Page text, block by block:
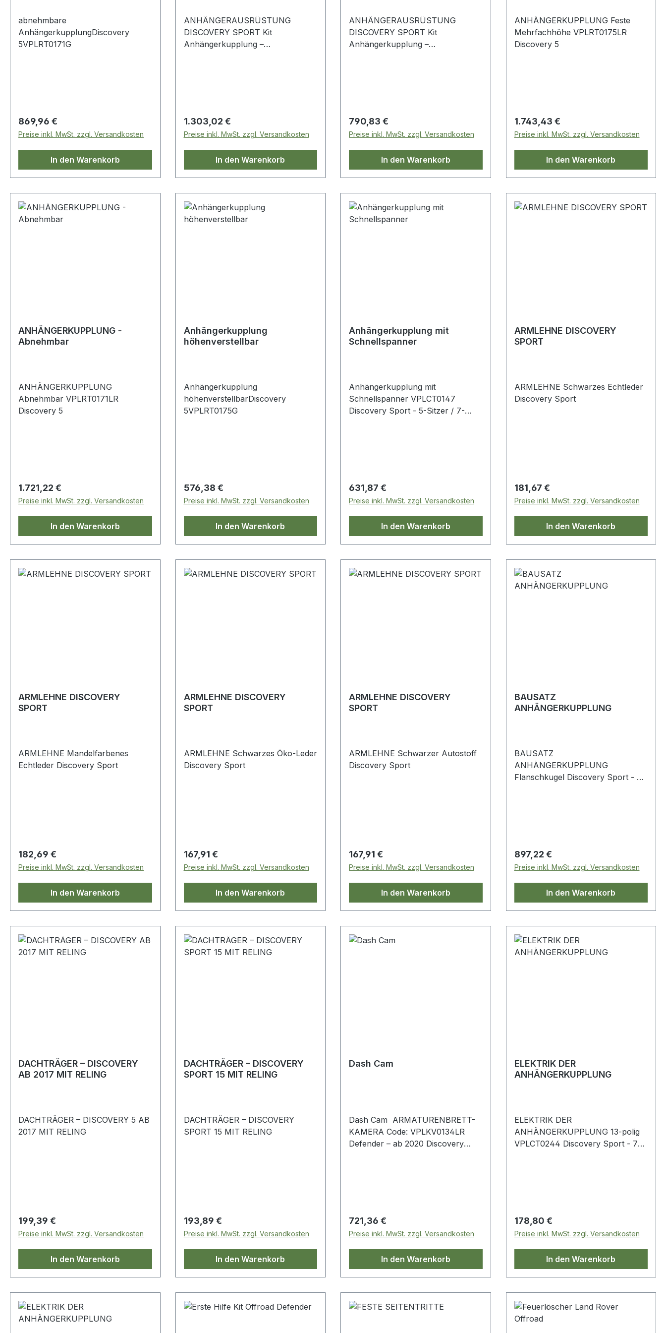
abnehmbare
AnhängerkupplungDiscovery
5VPLRT0171G
Regulärer Preis:
869,96 €
Preise inkl. MwSt. zzgl. Versandkosten
In den Warenkorb
ANHÄNGERAUSRÜSTUNG
DISCOVERY SPORT Kit
Anhängerkupplung –
Regulärer Preis:
1.303,02 €
Preise inkl. MwSt. zzgl. Versandkosten
In den Warenkorb
ANHÄNGERAUSRÜSTUNG
DISCOVERY SPORT Kit
Anhängerkupplung –
Regulärer Preis:
790,83 €
Preise inkl. MwSt. zzgl. Versandkosten
In den Warenkorb
ANHÄNGERKUPPLUNG Feste
Mehrfachhöhe VPLRT0175LR
Regulärer Preis:
1.743,43 €
Preise inkl. MwSt. zzgl. Versandkosten
In den Warenkorb
ANHÄNGERKUPPLUNG -
Abnehmbar
ANHÄNGERKUPPLUNG
Abnehmbar VPLRT0171LR
Regulärer Preis:
1.721,22 €
Preise inkl. MwSt. zzgl. Versandkosten
In den Warenkorb
Anhängerkupplung
höhenverstellbar
Anhängerkupplung
höhenverstellbarDiscovery
5VPLRT0175G
Regulärer Preis:
576,38 €
Preise inkl. MwSt. zzgl. Versandkosten
In den Warenkorb
Anhängerkupplung mit
Schnellspanner
Anhängerkupplung mit
Schnellspanner VPLCT0147
Discovery Sport - 5-Sitzer / 7-
Regulärer Preis:
631,87 €
Preise inkl. MwSt. zzgl. Versandkosten
In den Warenkorb
ARMLEHNE DISCOVERY
SPORT
ARMLEHNE Schwarzes Echtleder
Discovery Sport
Regulärer Preis:
181,67 €
Preise inkl. MwSt. zzgl. Versandkosten
In den Warenkorb
ARMLEHNE DISCOVERY
SPORT
ARMLEHNE Mandelfarbenes
Echtleder Discovery Sport
Regulärer Preis:
182,69 €
Preise inkl. MwSt. zzgl. Versandkosten
In den Warenkorb
ARMLEHNE DISCOVERY
SPORT
ARMLEHNE Schwarzes Öko-Leder
Discovery Sport
Regulärer Preis:
167,91 €
Preise inkl. MwSt. zzgl. Versandkosten
In den Warenkorb
ARMLEHNE DISCOVERY
SPORT
ARMLEHNE Schwarzer Autostoff
Discovery Sport
Regulärer Preis:
167,91 €
Preise inkl. MwSt. zzgl. Versandkosten
In den Warenkorb
BAUSATZ
ANHÄNGERKUPPLUNG
BAUSATZ
ANHÄNGERKUPPLUNG
Flanschkugel Discovery Sport - 5-
Regulärer Preis:
897,22 €
Preise inkl. MwSt. zzgl. Versandkosten
In den Warenkorb
DACHTRÄGER – DISCOVERY
AB 2017 MIT RELING
DACHTRÄGER – DISCOVERY 5 AB
2017 MIT RELING
Regulärer Preis:
199,39 €
Preise inkl. MwSt. zzgl. Versandkosten
In den Warenkorb
DACHTRÄGER – DISCOVERY
SPORT 15 MIT RELING
DACHTRÄGER – DISCOVERY
SPORT 15 MIT RELING
Regulärer Preis:
193,89 €
Preise inkl. MwSt. zzgl. Versandkosten
In den Warenkorb
Dash Cam
Dash Cam ARMATURENBRETT-
KAMERA Code: VPLKV0134LR
Defender – ab 2020 Discovery
Rover Sport – ab 2014
Regulärer Preis:
721,36 €
Preise inkl. MwSt. zzgl. Versandkosten
In den Warenkorb
ELEKTRIK DER
ANHÄNGERKUPPLUNG
ELEKTRIK DER
ANHÄNGERKUPPLUNG 13-polig
VPLCT0244 Discovery Sport - 7-
Regulärer Preis:
178,80 €
Preise inkl. MwSt. zzgl. Versandkosten
In den Warenkorb